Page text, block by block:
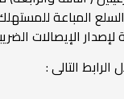
الإيصالات
التالى :